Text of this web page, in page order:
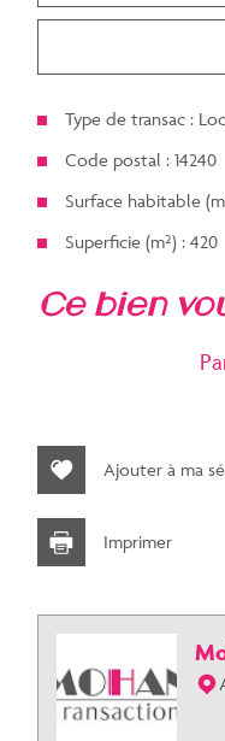
Type de transac :
Code postal : 14240
Surface habitable
Superficie (m²) : 420
la ville de caumont-l'éventé
(14240)
−
ce bien
Ajouter à ma
Imprimer